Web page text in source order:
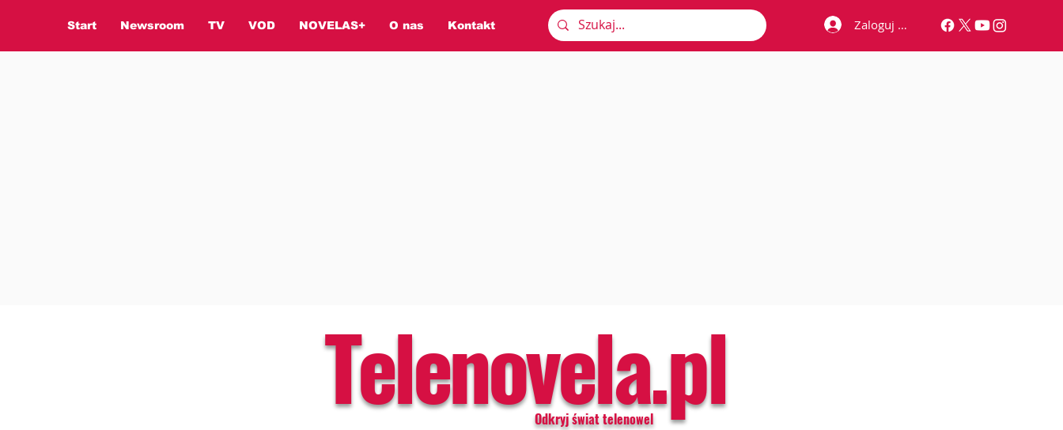
Start Newsroom TV VOD NOVELAS+ O nas Kontakt Zaloguj się
Telenovela.pl
Odkryj świat telenowel